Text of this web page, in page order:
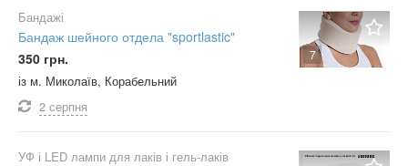
7
Бандажі
Бандаж шейного отдела "sportlastic"
350 грн.
із м. Миколаїв, Корабельний
2 серпня
УФ і LED лампи для лаків і гель-лаків